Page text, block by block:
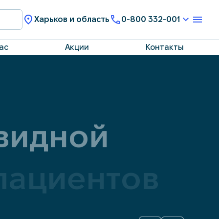
Харьков и область 0-800 332-001
Акции Контакты